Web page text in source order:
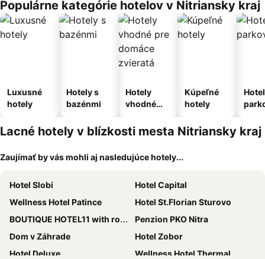
Populárne kategórie hotelov v Nitriansky kraj
Luxusné
hotely
Hotely s
bazénmi
Hotely
vhodné
domáce
zvieratá
Kúpeľné
hotely
Lacné hotely v blízkosti mesta Nitriansky kraj
Zaujímať by vás mohli aj nasledujúce hotely...
Hotel Slobi
Hotel Capital
Wellness Hotel Patince
Hotel St.Florian Sturovo
BOUTIQUE HOTEL11 with rooftop SPA
Penzion PKO Nitra
Dom v Záhrade
Hotel Zobor
Hotel Deluxe
Wellness Hotel Thermal